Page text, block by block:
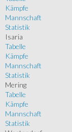
Kämpfe
Mannschaft
Statistik
Isaria
Tabelle
Kämpfe
Mannschaft
Statistik
Mering
Tabelle
Kämpfe
Mannschaft
Statistik